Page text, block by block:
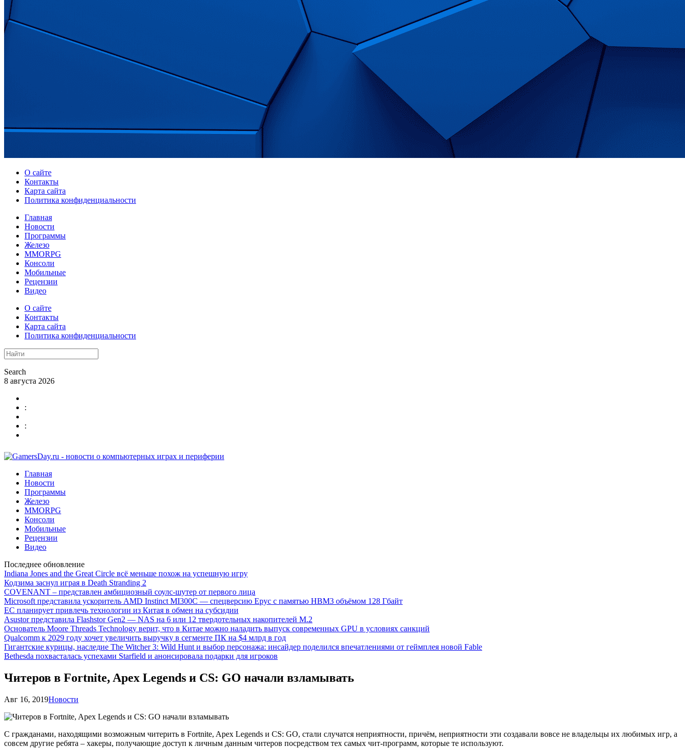
О сайте
Контакты
Карта сайта
Политика конфиденциальности
Главная
Новости
Программы
Железо
MMORPG
Консоли
Мобильные
Рецензии
Видео
О сайте
Контакты
Карта сайта
Политика конфиденциальности
Search
8 августа 2026
:
:
Главная
Новости
Программы
Железо
MMORPG
Консоли
Мобильные
Рецензии
Видео
Последнее обновление
Indiana Jones and the Great Circle всё меньше похож на успешную игру
Кодзима заснул играя в Death Stranding 2
COVENANT – представлен амбициозный соулс-шутер от первого лица
Microsoft представила ускоритель AMD Instinct MI300C — спецверсию Epyc с памятью HBM3 объёмом 128 Гбайт
ЕС планирует привлечь технологии из Китая в обмен на субсидии
Asustor представила Flashstor Gen2 — NAS на 6 или 12 твердотельных накопителей M.2
Основатель Moore Threads Technology верит, что в Китае можно наладить выпуск современных GPU в условиях санкций
Qualcomm к 2029 году хочет увеличить выручку в сегменте ПК на $4 млрд в год
Гигантские курицы, наследие The Witcher 3: Wild Hunt и выбор персонажа: инсайдер поделился впечатлениями от геймплея новой Fable
Bethesda похвасталась успехами Starfield и анонсировала подарки для игроков
Читеров в Fortnite, Apex Legends и CS: GO начали взламывать
Авг 16, 2019Новости
С гражданами, находящими возможным читерить в Fortnite, Apex Legends и CS: GO, стали случатся неприятности, причём, неприятности эти создавали вовсе не владельцы их любимых игр, а
совсем другие ребята – хакеры, получающие доступ к личным данным читеров посредством тех самых чит-программ, которые те используют.